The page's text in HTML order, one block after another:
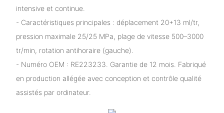
intensive et continue.
- Caractéristiques principales : déplacement 20+13 ml/tr,
pression maximale 25/25 MPa, plage de vitesse 500–3000
tr/min, rotation antihoraire (gauche).
- Numéro OEM : RE223233. Garantie de 12 mois. Fabriqué
en production allégée avec conception et contrôle qualité
assistés par ordinateur.